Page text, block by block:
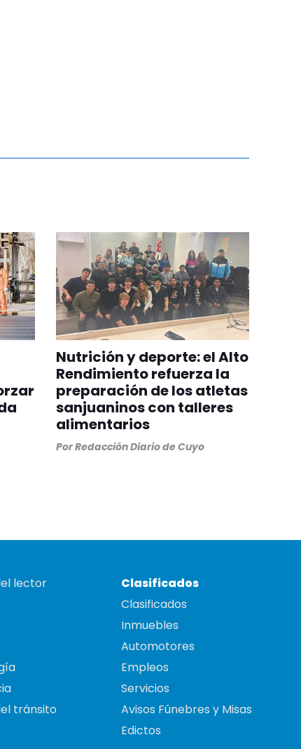
Nutrición y deporte: el Alto
Rendimiento refuerza la
preparación de los atletas
sanjuaninos con talleres
alimentarios
PorRedacción Diario de Cuyo
lector
tránsito
Clasificados
Clasificados
Inmuebles
Automotores
Empleos
Servicios
Avisos Fúnebres y Misas
Edictos